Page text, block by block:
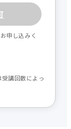
申し込みく
講回数によっ